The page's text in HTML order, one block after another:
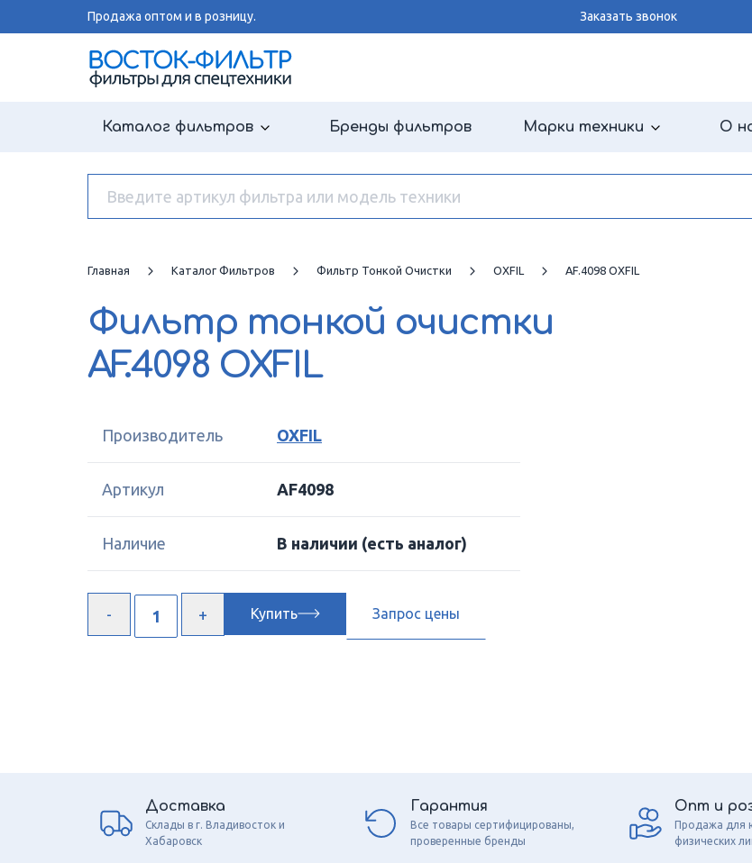
Продажа оптом и в розницу. Заказать звонок
Каталог фильтров Бренды фильтров Марки техники О
Главная Каталог Фильтров Фильтр Тонкой Очистки OXFIL AF.4098 OXFIL
Фильтр тонкой очистки
AF.4098 OXFIL
Производитель OXFIL
Артикул AF4098
Наличие В наличии (есть аналог)
Купить Запрос цены
Доставка
Склады в г. Владивосток и
Хабаровск
Гарантия
Все товары сертифицированы,
проверенные бренды
Опт и
Продажа для
физических